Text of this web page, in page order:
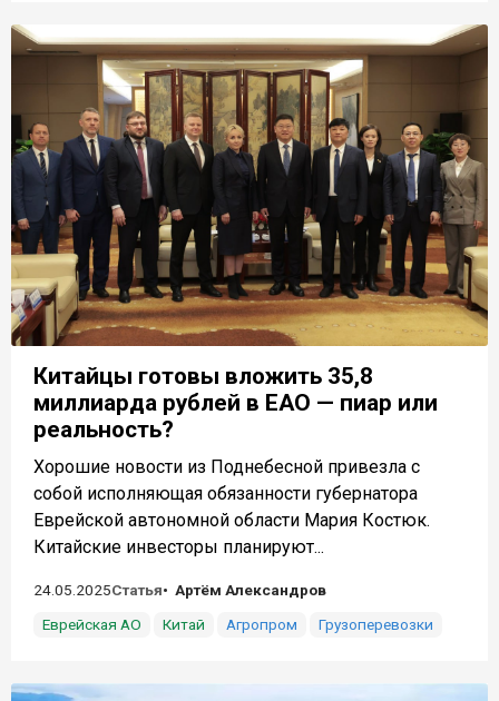
Китайцы готовы вложить 35,8
миллиарда рублей в ЕАО — пиар или
реальность?
Хорошие новости из Поднебесной привезла с
собой исполняющая обязанности губернатора
Еврейской автономной области Мария Костюк.
Китайские инвесторы планируют...
24.05.2025Статья
Артём Александров
Еврейская АО
Китай Агропром Грузоперевозки